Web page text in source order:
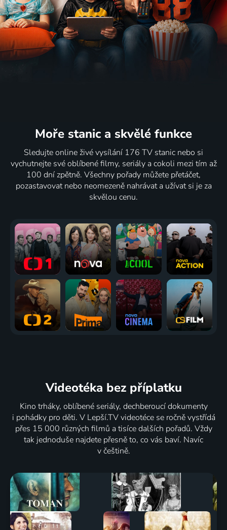
Moře stanic a skvělé funkce
Sledujte online živé vysílání 176 TV stanic nebo si
vychutnejte své oblíbené filmy, seriály a cokoli mezi tím až
100 dní zpětně. Všechny pořady můžete přetáčet,
pozastavovat nebo neomezeně nahrávat a užívat si je za
skvělou cenu.
Videotéka bez příplatku
Kino trháky, oblíbené seriály, dechberoucí dokumenty
i pohádky pro děti. V Lepší.TV videotéce se ročně vystřídá
přes 15 000 různých filmů a tisíce dalších pořadů. Vždy
tak jednoduše najdete přesně to, co vás baví. Navíc
v češtině.